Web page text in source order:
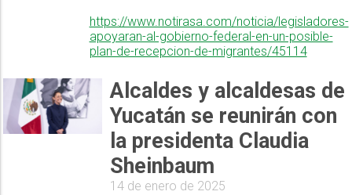
https://www.notirasa.com/noticia/legisladores-
apoyaran-al-gobierno-federal-en-un-posible-
plan-de-recepcion-de-migrantes/45114
Alcaldes y alcaldesas de
Yucatán se reunirán con
la presidenta Claudia
Sheinbaum
14 de enero de 2025